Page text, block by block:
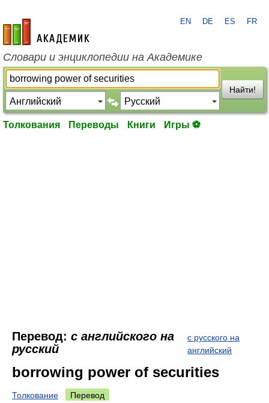
academic.ru
EN DE ES FR
Словари и энциклопедии на Академике
Найти!
Толкования Переводы Книги Игры ⚽
Перевод: с английского на
русский
с русского на
английский
borrowing power of securities
Толкование Перевод